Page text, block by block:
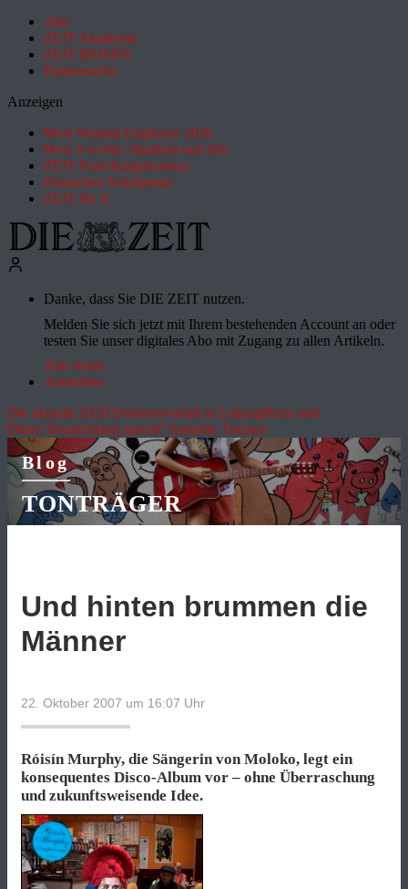
Abo
ZEIT Akademie
ZEIT REISEN
Partnersuche
Anzeigen
Most Wanted Employer 2026
How it works: Studium und Job
ZEIT Forschungskosmos
Deutsches Schulportal
ZEIT für X
Danke, dass Sie DIE ZEIT nutzen.
Melden Sie sich jetzt mit Ihrem bestehenden Account an oder
testen Sie unser digitales Abo mit Zugang zu allen Artikeln.
Abo testen
Anmelden
Die aktuelle ZEITDrohnenvorfall in LeipzigHitze und
Dürre"Deutschland spricht"Aktuelle Themen
Blog
TONTRÄGER
Und hinten brummen die
Männer
22. Oktober 2007 um 16:07 Uhr
Róisín Murphy, die Sängerin von Moloko, legt ein
konsequentes Disco-Album vor – ohne Überraschung
und zukunftsweisende Idee.